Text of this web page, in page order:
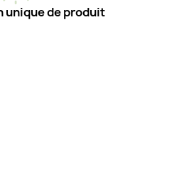
unique de produit